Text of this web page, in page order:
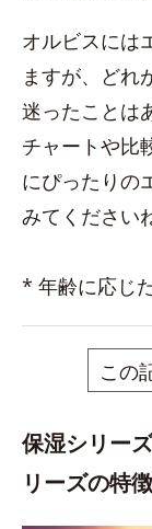
オルビスには
ますが、どれ
迷ったことは
チャートや比
にぴったりの
みてください
* 年齢に応じ
この
保湿シリー
リーズの特